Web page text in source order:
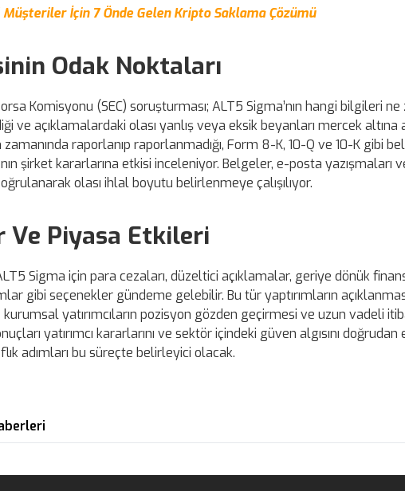
İçin 7 Önde Gelen Kripto Saklama Çözümü
Odak Noktaları
Komisyonu (SEC) soruşturması; ALT5 Sigma’nın hangi bilgileri ne
ve açıklamalardaki olası yanlış veya eksik beyanları mercek altına
raporlanıp raporlanmadığı, Form 8-K, 10-Q ve 10-K gibi
şirket kararlarına etkisi inceleniyor. Belgeler, e-posta yazışmaları
olası ihlal boyutu belirlenmeye çalışılıyor.
Ve Piyasa Etkileri
Sigma için para cezaları, düzeltici açıklamalar, geriye dönük
gibi seçenekler gündeme gelebilir. Bu tür yaptırımların
yatırımcıların pozisyon gözden geçirmesi ve uzun vadeli
yatırımcı kararlarını ve sektör içindeki güven algısını
adımları bu süreçte belirleyici olacak.